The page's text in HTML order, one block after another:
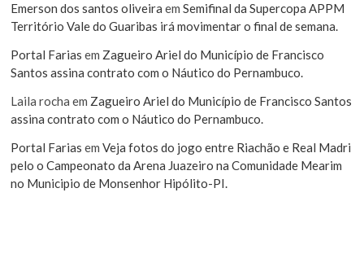
Emerson dos santos oliveira emSemifinal da Supercopa APPM
Território Vale do Guaribas irá movimentar o final de semana.
Portal Farias em Zagueiro Ariel do Município de Francisco
Santos assina contrato com o Náutico do Pernambuco.
Laila rocha em Zagueiro Ariel do Município de Francisco Santos
assina contrato com o Náutico do Pernambuco.
Portal Farias emVeja fotos do jogo entre Riachão e Real Madri
pelo o Campeonato da Arena Juazeiro na Comunidade Mearim
no Municipio de Monsenhor Hipólito-PI.